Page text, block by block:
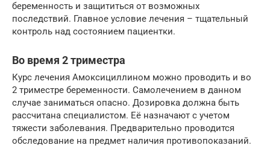
беременность и защититься от возможных
последствий. Главное условие лечения – тщательный
контроль над состоянием пациентки.
Во время 2 триместра
Курс лечения Амоксициллином можно проводить и во
2 триместре беременности. Самолечением в данном
случае заниматься опасно. Дозировка должна быть
рассчитана специалистом. Её назначают с учетом
тяжести заболевания. Предварительно проводится
обследование на предмет наличия противопоказаний.